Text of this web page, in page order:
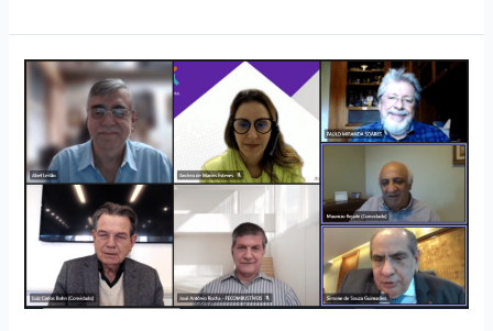
Presidente
da
CNC
se
reúne
com
representantes
segmento
de